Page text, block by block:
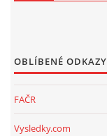
OBLÍBENÉ ODKAZY
FAČR
Vysledky.com